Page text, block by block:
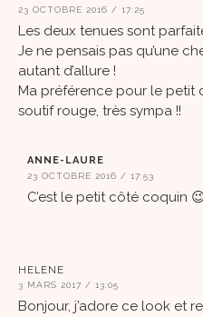
23 OCTOBRE 2016 / 17:25
Les deux tenues sont
Je ne pensais pas qu’une
autant d’allure !
Ma préférence pour le petit
soutif rouge, très sympa !!
ANNE-LAURE
23 OCTOBRE 2016 / 17:53
C’est le petit côté coquin
HELENE
3 MARS 2017 / 13:05
Bonjour, j’adore ce look et